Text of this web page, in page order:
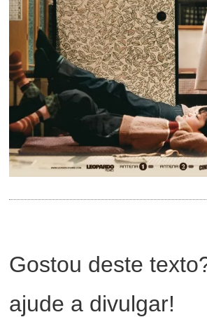
Gostou deste
ajude a divulgar!